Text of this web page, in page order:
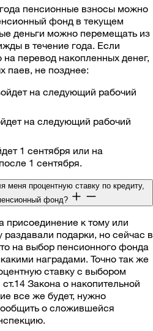
пенсионные взносы можно
фонд в текущем
деньги можно перемещать из
в течение года. Если
на перевод накопленных денег,
паев, не позднее:
на следующий рабочий
на следующий рабочий
1 сентября или на
1 сентября.
процентную ставку по кредиту,
фонд?
присоединение к тому или
подарки, но сейчас в
на выбор пенсионного фонда
наградами. Точно так же
ставку с выбором
Закона о накопительной
все же будет, нужно
о сложившейся